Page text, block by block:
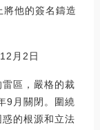
他的簽名鑄造
月2日
區，嚴格的裁
9月關閉。圍繞
的根源和立法